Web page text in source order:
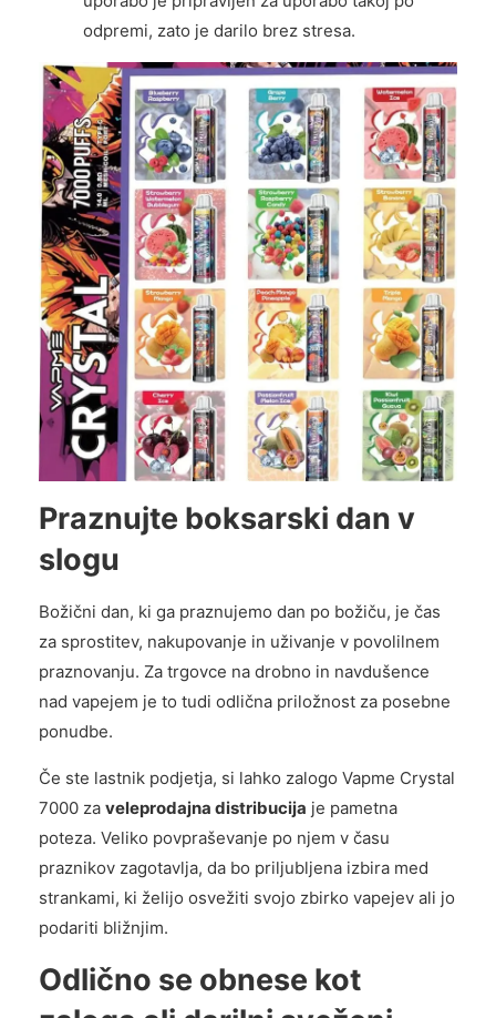
odpremi, zato je darilo brez stresa.
Praznujte boksarski dan v
slogu
Božični dan, ki ga praznujemo dan po božiču, je čas
za sprostitev, nakupovanje in uživanje v povolilnem
praznovanju. Za trgovce na drobno in navdušence
nad vapejem je to tudi odlična priložnost za posebne
ponudbe.
Če ste lastnik podjetja, si lahko zalogo Vapme Crystal
7000 za veleprodajna distribucija je pametna
poteza. Veliko povpraševanje po njem v času
praznikov zagotavlja, da bo priljubljena izbira med
strankami, ki želijo osvežiti svojo zbirko vapejev ali jo
podariti bližnjim.
Odlično se obnese kot